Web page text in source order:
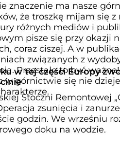
znaczenie ma nasze
że troszkę mijam się
różnych mediów i
pisze się przy okazji
coraz ciszej. A w
związanych z
Przestało to być
w górnictwie się nie
w tej części Europy
Stoczni Remontowej
zsunięcia i
godzin. We wrześniu
doku na wodzie.